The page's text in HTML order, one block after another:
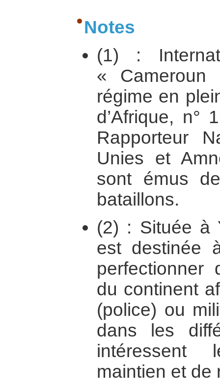
Notes
(1) :
« Cameroun
régime en
d’Afrique, n°
Rapporteur
Unies et
sont émus
bataillons.
(2) : Située à
est destinée
perfectionner
du continent
(police) ou
dans les
intéressent
maintien et de